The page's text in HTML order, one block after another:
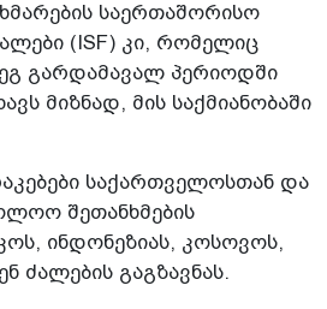
საერთაშორისო
(ISF) კი, რომელიც
გარდამავალ პერიოდში
მიზნად, მის საქმიანობაში
საქართველოსთან და
შეთანხმების
ინდონეზიას, კოსოვოს,
ძალების გაგზავნას.